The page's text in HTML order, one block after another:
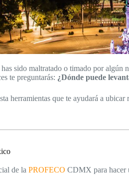
sido maltratado o timado por algún
te preguntarás: ¿Dónde puede
herramientas que te ayudará a
de la PROFECO CDMX para hacer